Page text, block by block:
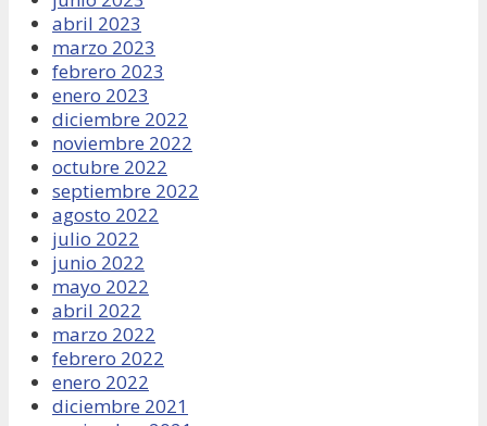
abril 2023
marzo 2023
febrero 2023
enero 2023
diciembre 2022
noviembre 2022
octubre 2022
septiembre 2022
agosto 2022
julio 2022
junio 2022
mayo 2022
abril 2022
marzo 2022
febrero 2022
enero 2022
diciembre 2021